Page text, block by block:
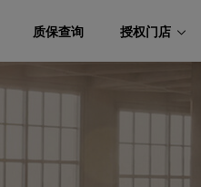
质保查询 授权门店